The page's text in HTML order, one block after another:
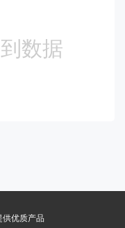
数据
优质产品